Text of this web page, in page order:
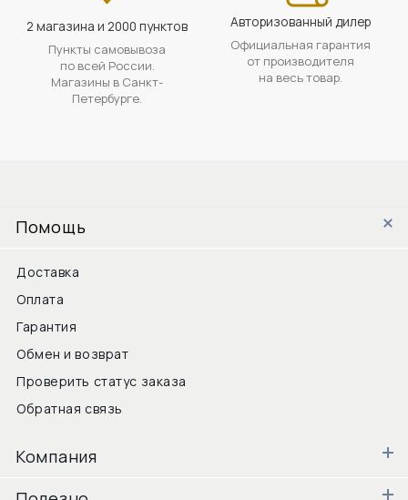
2 магазина и 2000 пунктов
Пункты самовывоза
по всей России.
Магазины в Санкт-
Петербурге.
Авторизованный дилер
Официальная гарантия
от производителя
на весь товар.
Помощь
Доставка
Оплата
Гарантия
Обмен и возврат
Проверить статус заказа
Обратная связь
Компания